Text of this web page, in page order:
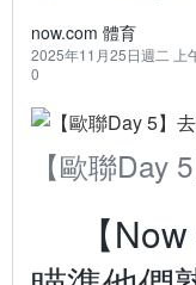
now.com 體育
2025年11月25日週二 上
0
【歐聯Day
【